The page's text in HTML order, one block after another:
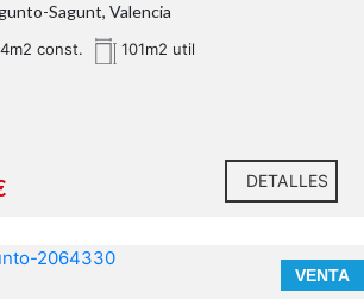
fotográfico, el tour virtual, el vídeo
honorarios de la
al 3% del precio final del
Sagunt, Valencia
const. 101m2 util
DETALLES
VENTA